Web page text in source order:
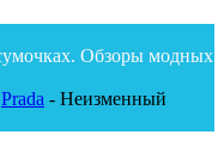
Обзоры модных
Prada - Неизменный